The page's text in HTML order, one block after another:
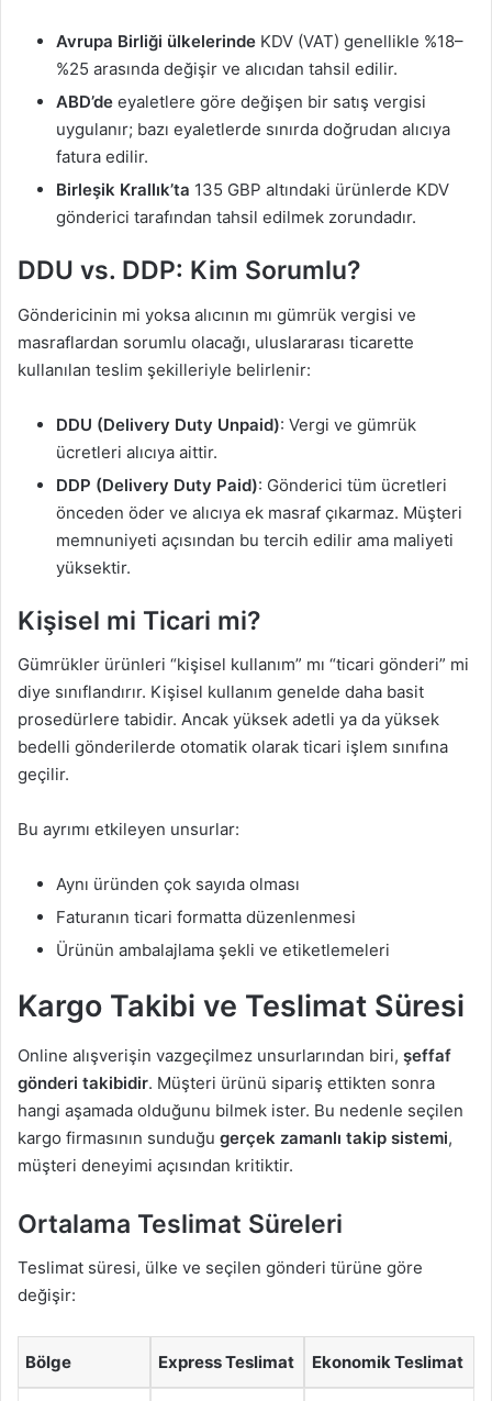
Avrupa Birliği ülkelerinde KDV (VAT) genellikle %18–
%25 arasında değişir ve alıcıdan tahsil edilir.
ABD’de eyaletlere göre değişen bir satış vergisi
uygulanır; bazı eyaletlerde sınırda doğrudan alıcıya
fatura edilir.
Birleşik Krallık’ta 135 GBP altındaki ürünlerde KDV
gönderici tarafından tahsil edilmek zorundadır.
DDU vs. DDP: Kim Sorumlu?
Göndericinin mi yoksa alıcının mı gümrük vergisi ve
masraflardan sorumlu olacağı, uluslararası ticarette
kullanılan teslim şekilleriyle belirlenir:
DDU (Delivery Duty Unpaid): Vergi ve gümrük
ücretleri alıcıya aittir.
DDP (Delivery Duty Paid): Gönderici tüm ücretleri
önceden öder ve alıcıya ek masraf çıkarmaz. Müşteri
memnuniyeti açısından bu tercih edilir ama maliyeti
yüksektir.
Kişisel mi Ticari mi?
Gümrükler ürünleri “kişisel kullanım” mı “ticari gönderi” mi
diye sınıflandırır. Kişisel kullanım genelde daha basit
prosedürlere tabidir. Ancak yüksek adetli ya da yüksek
bedelli gönderilerde otomatik olarak ticari işlem sınıfına
geçilir.
Bu ayrımı etkileyen unsurlar:
Aynı üründen çok sayıda olması
Faturanın ticari formatta düzenlenmesi
Ürünün ambalajlama şekli ve etiketlemeleri
Kargo Takibi ve Teslimat Süresi
Online alışverişin vazgeçilmez unsurlarından biri, şeffaf
gönderi takibidir. Müşteri ürünü sipariş ettikten sonra
hangi aşamada olduğunu bilmek ister. Bu nedenle seçilen
kargo firmasının sunduğu gerçek zamanlı takip sistemi,
müşteri deneyimi açısından kritiktir.
Ortalama Teslimat Süreleri
Teslimat süresi, ülke ve seçilen gönderi türüne göre
değişir:
Bölge Express Teslimat Ekonomik Teslimat